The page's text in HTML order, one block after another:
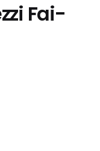
Fai-